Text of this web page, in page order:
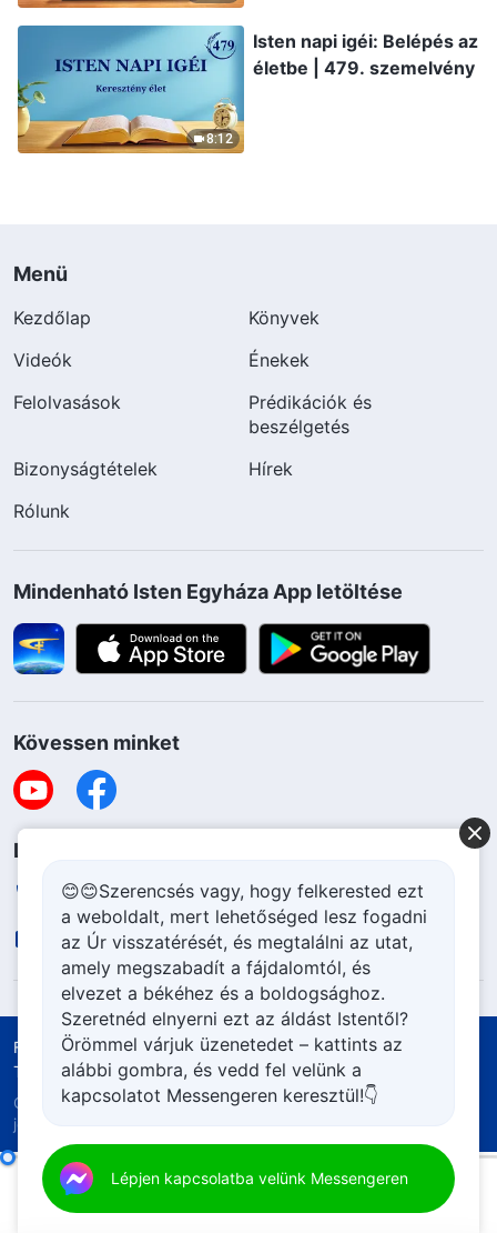
8:12
Isten napi igéi: Belépés az
életbe | 479. szemelvény
Menü
Kezdőlap
Könyvek
Videók
Énekek
Felolvasások
Prédikációk és
beszélgetés
Bizonyságtételek
Hírek
Rólunk
Mindenható Isten Egyháza App letöltése
Kövessen minket
Lépjen kapcsolatba velünk
+36-70-207-6063
contact.hu@godfootsteps.org
Felhasználási feltételek
Adatvédelmi szabályzat
Tulajdonjog elismerése
Cookie szabályzat
Copyright © 2026Mindenható Isten Egyháza.Minden
jog fenntartva.
😊😊Szerencsés vagy, hogy felkerested ezt
a weboldalt, mert lehetőséged lesz fogadni
az Úr visszatérését, és megtalálni az utat,
amely megszabadít a fájdalomtól, és
elvezet a békéhez és a boldogsághoz.
Szeretnéd elnyerni ezt az áldást Istentől?
Örömmel várjuk üzenetedet – kattints az
alábbi gombra, és vedd fel velünk a
kapcsolatot Messengeren keresztül!👇
Lépjen kapcsolatba velünk Messengeren
Isten napi igéi: Isten munkájának megismerése | 176. szemelvény